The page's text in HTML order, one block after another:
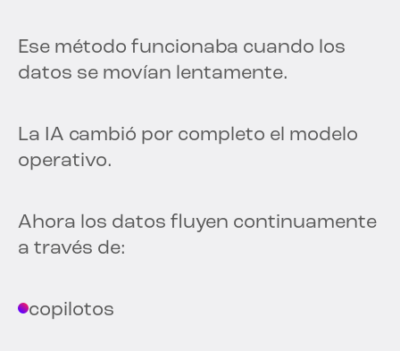
Ese método funcionaba cuando los
datos se movían lentamente.
La IA cambió por completo el modelo
operativo.
Ahora los datos fluyen continuamente
a través de:
copilotos